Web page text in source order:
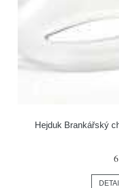
Hejduk Brankářský